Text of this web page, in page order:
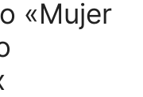
«Mujer